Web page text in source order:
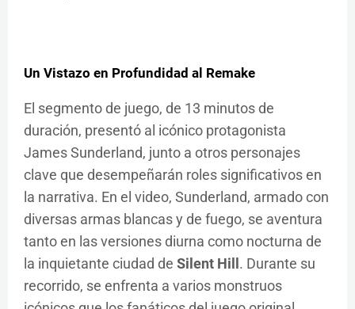
Un Vistazo en Profundidad al Remake
El segmento de juego, de 13 minutos de
duración, presentó al icónico protagonista
James Sunderland, junto a otros personajes
clave que desempeñarán roles significativos en
la narrativa. En el video, Sunderland, armado con
diversas armas blancas y de fuego, se aventura
tanto en las versiones diurna como nocturna de
la inquietante ciudad de Silent Hill. Durante su
recorrido, se enfrenta a varios monstruos